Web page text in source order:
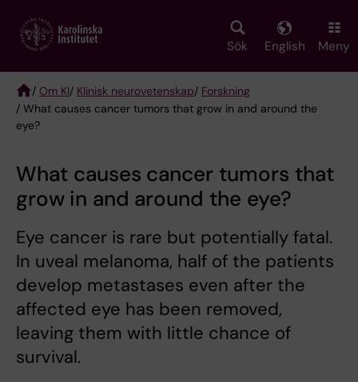
main
Sök English Meny
Breadcrumb
/ Om KI/ Klinisk neurovetenskap/ Forskning
/ What causes cancer tumors that grow in and around the
eye?
What causes cancer tumors that
grow in and around the eye?
Eye cancer is rare but potentially fatal.
In uveal melanoma, half of the patients
develop metastases even after the
affected eye has been removed,
leaving them with little chance of
survival.